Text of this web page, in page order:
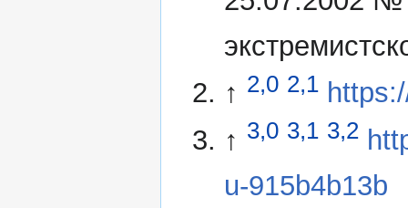
↑ 2,0 2,1
↑ 3,0 3,1 3,2
u-915b4b13b